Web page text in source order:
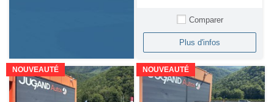
Comparer
Plus d'infos
NOUVEAUTÉ NOUVEAUTÉ